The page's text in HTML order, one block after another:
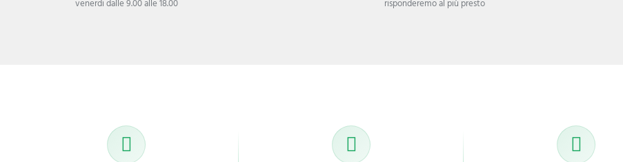
venerdi dalle 9.00 alle 18.00
risponderemo al più presto